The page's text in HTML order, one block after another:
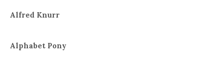
Alfred Knurr
Alphabet Pony